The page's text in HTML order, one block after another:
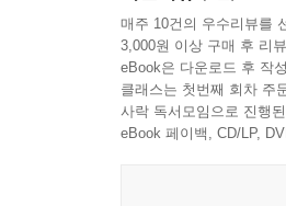
매주 10건의 우수리뷰를
3,000원 이상 구매 후 리
eBook은 다운로드 후 작
클래스는 첫번째 회차 주
사락 독서모임으로 진행
eBook 페이백, CD/LP,